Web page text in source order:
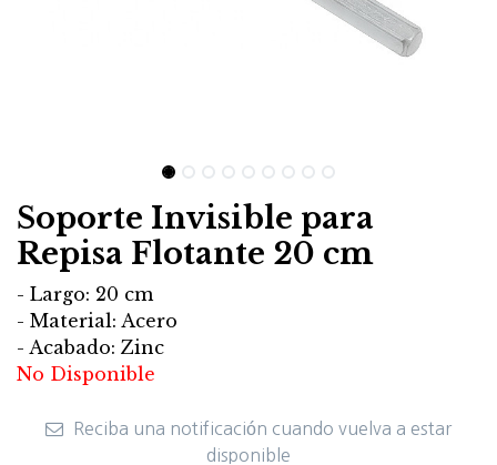
Soporte Invisible para
Repisa Flotante 20 cm
- Largo: 20 cm
- Material: Acero
- Acabado: Zinc
No Disponible
Reciba una notificación cuando vuelva a estar
disponible